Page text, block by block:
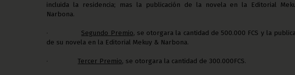
incluida la residencia; mas la publicación de la novela en la Editorial
Narbona.
· Segundo Premio, se otorgara la cantidad de 500.000 FCS y la
de su novela en la Editorial Mekuy & Narbona.
· Tercer Premio, se otorgara la cantidad de 300.000FCS.